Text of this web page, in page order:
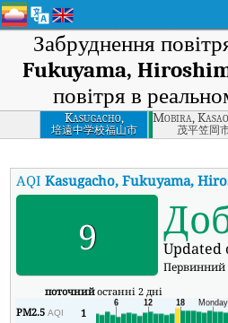
Забруднення
Fukuyama,
повітря в
Kasugacho,
Fukuyama,
Hiroshima
培遠中学校福山市
Mobira,
茂平笠岡
AQIKasugacho, Fukuyama,
9 Updated
поточнийостанні 2 дні
PM2.5AQI 1